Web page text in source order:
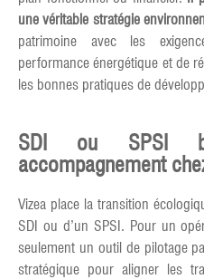
une véritable stratégie
patrimoine avec les
performance énergétique et de
les bonnes pratiques de
SDI ou SPSI
accompagnement
Vizea place la transition
SDI ou d’un SPSI. Pour un
seulement un outil de pilotage
stratégique pour aligner les